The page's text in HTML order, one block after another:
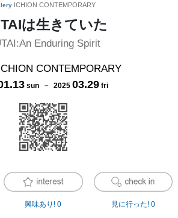
ICHION CONTEMPORARY
は生きていた
Enduring Spirit
CONTEMPORARY
.13 sun－ 2025 03.29 fri
興味あり! 0 見に行った! 0